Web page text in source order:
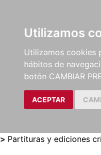
Utilizamos
Utilizamos cookies
hábitos de
botón CAMBIAR
ACEPTAR
LIBROS
MÉTODOS Y
EJERCICIOS
> Partituras y ediciones